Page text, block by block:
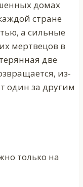
домах
стране
а сильные
мертвецов в
две
из-
один за другим
только на